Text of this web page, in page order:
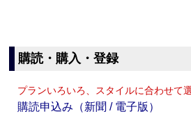
購読・購入・登録
プランいろいろ、スタイルに合わせて
購読申込み（新聞 / 電子版）